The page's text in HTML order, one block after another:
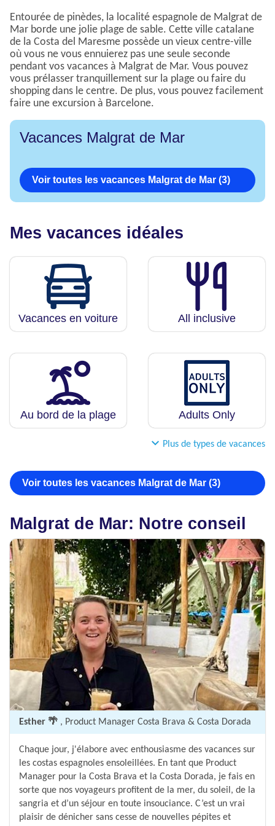
Entourée de pinèdes, la localité espagnole de Malgrat de
Mar borde une jolie plage de sable. Cette ville catalane
de la Costa del Maresme possède un vieux centre-ville
où vous ne vous ennuierez pas une seule seconde
pendant vos vacances à Malgrat de Mar. Vous pouvez
vous prélasser tranquillement sur la plage ou faire du
shopping dans le centre. De plus, vous pouvez facilement
faire une excursion à Barcelone.
Vacances Malgrat de Mar
Voir toutes les vacances Malgrat de Mar (3)
Mes vacances idéales
Vacances en voiture All inclusive
Au bord de la plage Adults Only
Plus de types de vacances
Voir toutes les vacances Malgrat de Mar (3)
Malgrat de Mar: Notre conseil
Esther 🌴 , Product Manager Costa Brava & Costa Dorada
Chaque jour, j'élabore avec enthousiasme des vacances sur
les costas espagnoles ensoleillées. En tant que Product
Manager pour la Costa Brava et la Costa Dorada, je fais en
sorte que nos voyageurs profitent de la mer, du soleil, de la
sangria et d’un séjour en toute insouciance. C’est un vrai
plaisir de dénicher sans cesse de nouvelles pépites et